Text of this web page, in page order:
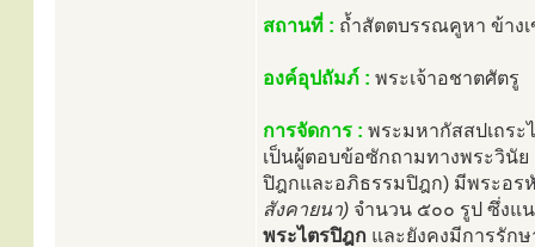
สถานที่ : ถ้ำสัตตบรรณคูหา ข้าง
องค์อุปถัมภ์ : พระเจ้าอชาตศัตรู
การจัดการ : พระมหากัสสปเถระ
เป็นผู้ตอบข้อซักถามทางพระวินั
ปิฎกและอภิธรรมปิฎก) มีพระอร
สังคายนา) จำนวน ๕๐๐ รูป ซึ่งแ
พระไตรปิฎก และยังคงมีการรัก